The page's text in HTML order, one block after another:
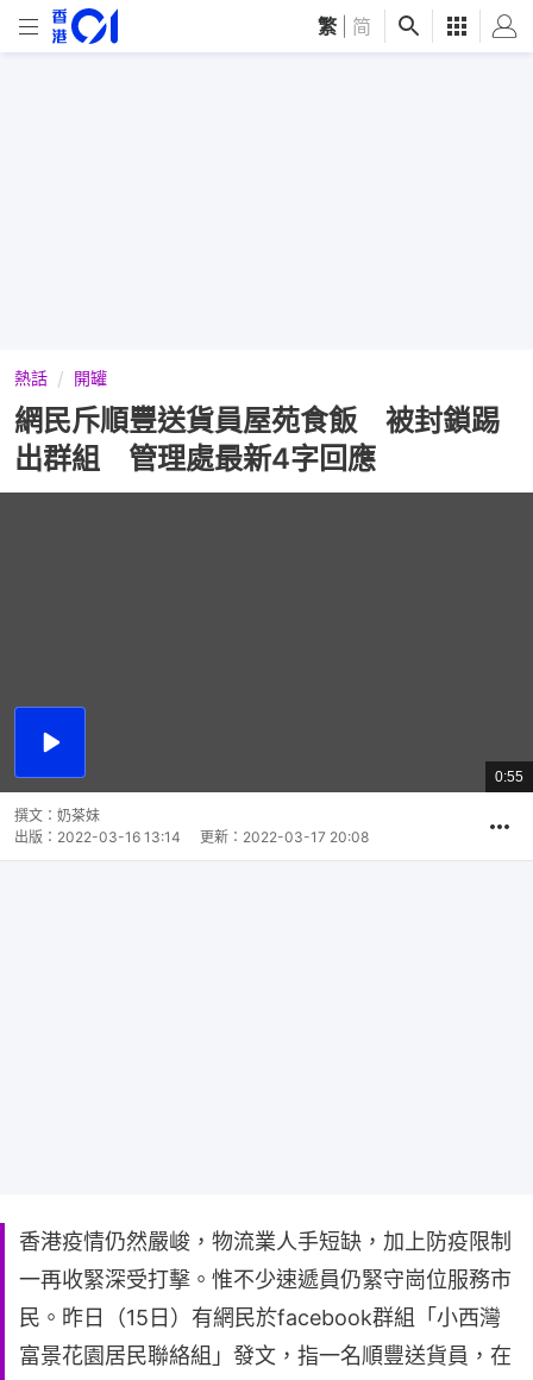
繁 简
熱話 開罐
網民斥順豐送貨員屋苑食飯 被封鎖踢
出群組 管理處最新4字回應
播
總
共
0:55
撰文： 奶茶妹
出版： 2022-03-16 13:14 更新： 2022-03-17 20:08
香港疫情仍然嚴峻，物流業人手短缺，加上防疫限制
一再收緊深受打擊。惟不少速遞員仍緊守崗位服務市
民。昨日（15日）有網民於facebook群組「小西灣
富景花園居民聯絡組」發文，指一名順豐送貨員，在